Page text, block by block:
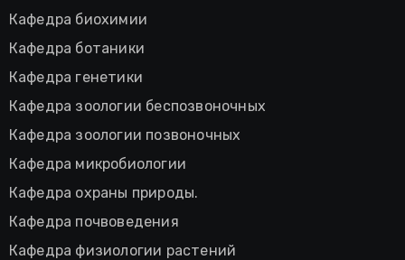
Кафедра биохимии
Кафедра ботаники
Кафедра генетики
Кафедра зоологии беспозвоночных
Кафедра зоологии позвоночных
Кафедра микробиологии
Кафедра охраны природы.
Кафедра почвоведения
Кафедра физиологии растений